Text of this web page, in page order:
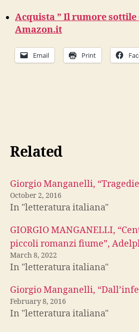
Acquista ” Il rumore sottile
Amazon.it
Email Print
Related
Giorgio Manganelli,
October 2, 2016
In "letteratura italiana"
GIORGIO MANGANELLI,
piccoli romanzi fiume”,
March 8, 2022
In "letteratura italiana"
Giorgio Manganelli,
February 8, 2016
In "letteratura italiana"